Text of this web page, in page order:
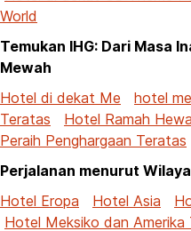
World
Temukan IHG: Dari Masa
Mewah
Hotel di dekat Me
hotel
Teratas
Hotel Ramah
Peraih Penghargaan Teratas
Perjalanan menurut
Hotel Eropa
Hotel Asia
Hotel Meksiko dan Amerika